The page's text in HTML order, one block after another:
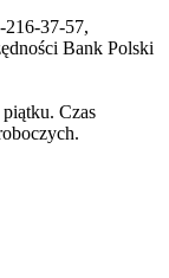
216-37-57,
Bank Polski
Czas